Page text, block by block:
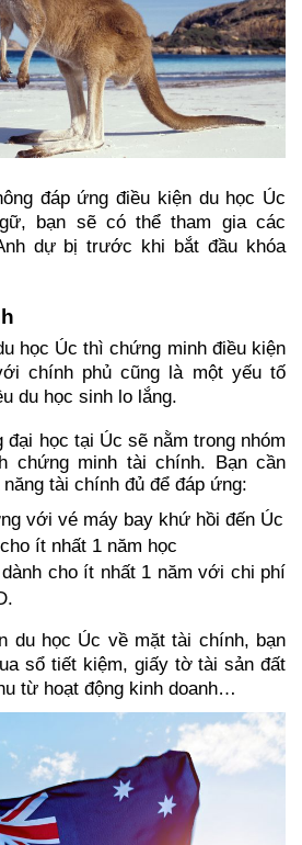
đáp ứng điều kiện du học Úc
bạn sẽ có thể tham gia các
dự bị trước khi bắt đầu khóa
học Úc thì chứng minh điều kiện
chính phủ cũng là một yếu tố
du học sinh lo lắng.
học tại Úc sẽ nằm trong nhóm
chứng minh tài chính. Bạn cần
tài chính đủ để đáp ứng:
với vé máy bay khứ hồi đến Úc
ít nhất 1 năm học
cho ít nhất 1 năm với chi phí
du học Úc về mặt tài chính, bạn
sổ tiết kiệm, giấy tờ tài sản đất
từ hoạt động kinh doanh…